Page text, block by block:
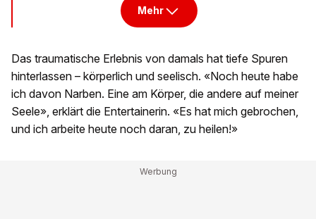
Mehr
Das traumatische Erlebnis von damals hat tiefe Spuren
hinterlassen – körperlich und seelisch. «Noch heute habe
ich davon Narben. Eine am Körper, die andere auf meiner
Seele», erklärt die Entertainerin. «Es hat mich gebrochen,
und ich arbeite heute noch daran, zu heilen!»